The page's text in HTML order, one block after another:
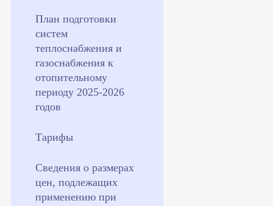
План подготовки
систем
теплоснабжения и
газоснабжения к
отопительному
периоду 2025-2026
годов
Тарифы
Сведения о размерах
цен, подлежащих
применению при